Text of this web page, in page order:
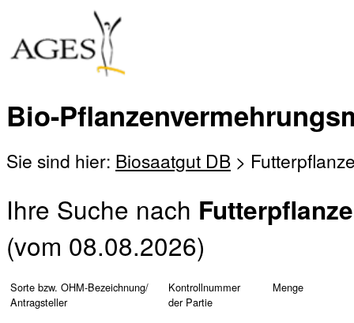
Bio-
Sie sind hier: Biosaatgut DB >
Ihre Suche nach
(vom 08.08.2026)
Sorte bzw. OHM-Bezeichnung/
Antragsteller
Kontrollnummer
der Partie
Menge